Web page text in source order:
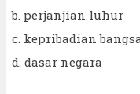
b. perjanjian luhur
c. kepribadian
d. dasar negara